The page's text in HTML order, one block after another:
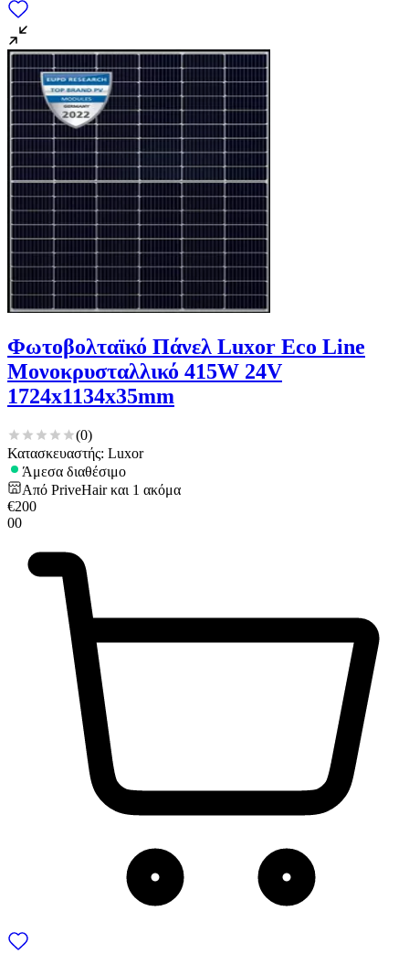
Φωτοβολταϊκό Πάνελ Luxor Eco Line
Μονοκρυσταλλικό 415W 24V
1724x1134x35mm
(0)
Κατασκευαστής: Luxor
Άμεσα διαθέσιμο
Από PriveHair και 1 ακόμα
€200
00